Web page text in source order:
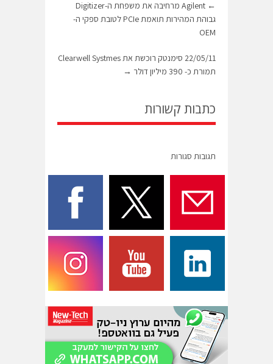
←
Agilent מרחיבה את משפחת ה-Digitizer
גבוהת המהירות תואמת PCIe לטובת ספקי ה-
OEM
22/05/11 סימנטק רוכשת את Clearwell Systmes
תמורת כ- 390 מיליון דולר
→
כתבות קשורות
תגובות סגורות